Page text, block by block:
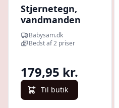
Stjernetegn,
vandmanden
Babysam.dk
Bedst af 2 priser
179,95 kr.
Til butik